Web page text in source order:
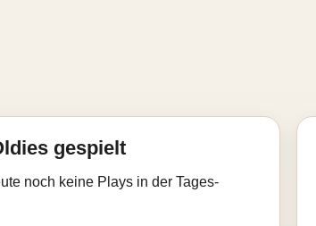
gespielt
noch keine Plays in der Tages-